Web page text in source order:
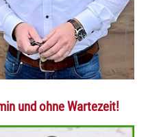
und ohne Wartezeit!